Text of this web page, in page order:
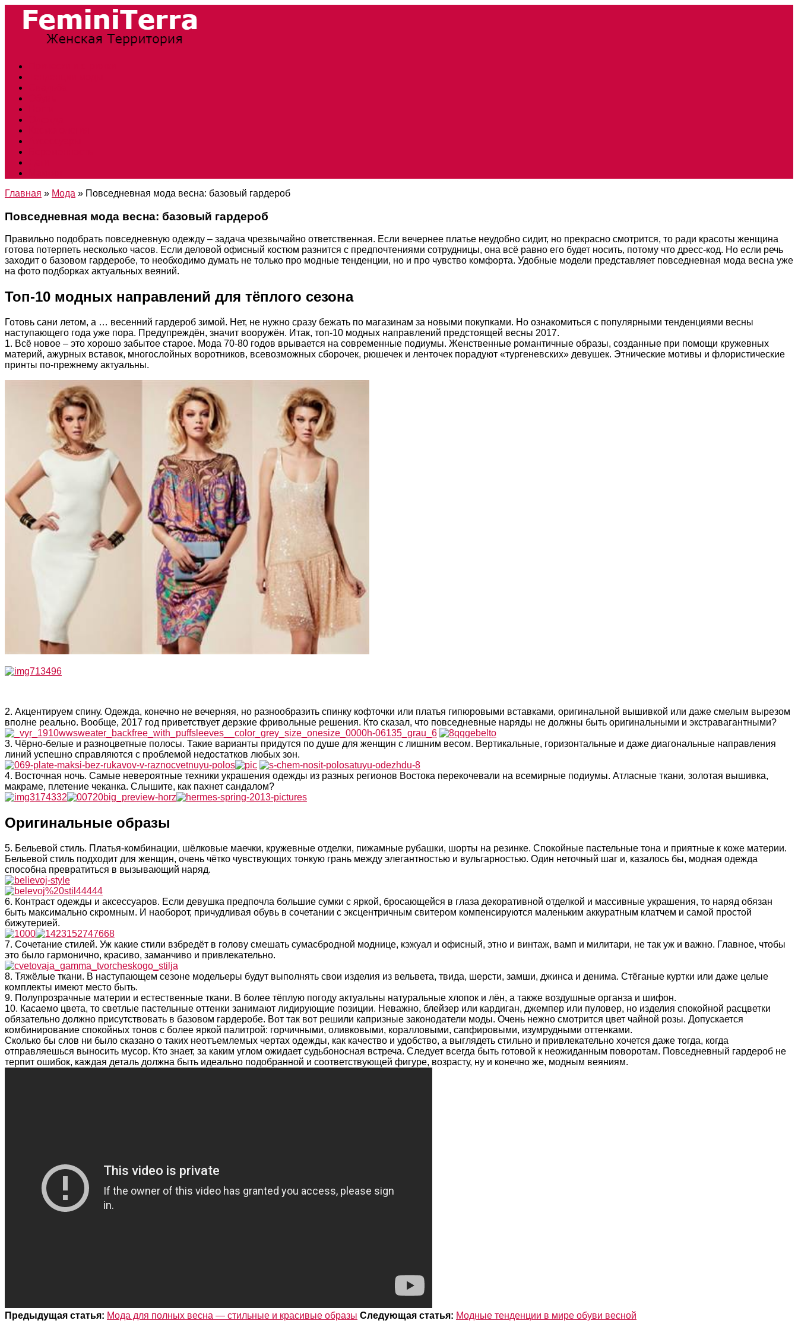
Главная » Мода » Повседневная мода весна: базовый гардероб
Повседневная мода весна: базовый гардероб
Правильно подобрать повседневную одежду – задача чрезвычайно ответственная. Если вечернее платье неудобно сидит, но прекрасно смотрится, то ради красоты женщина
готова потерпеть несколько часов. Если деловой офисный костюм разнится с предпочтениями сотрудницы, она всё равно его будет носить, потому что дресс-код. Но если речь
заходит о базовом гардеробе, то необходимо думать не только про модные тенденции, но и про чувство комфорта. Удобные модели представляет повседневная мода весна уже
на фото подборках актуальных веяний.
Топ-10 модных направлений для тёплого сезона
Готовь сани летом, а … весенний гардероб зимой. Нет, не нужно сразу бежать по магазинам за новыми покупками. Но ознакомиться с популярными тенденциями весны
наступающего года уже пора. Предупреждён, значит вооружён. Итак, топ-10 модных направлений предстоящей весны 2017.
1. Всё новое – это хорошо забытое старое. Мода 70-80 годов врывается на современные подиумы. Женственные романтичные образы, созданные при помощи кружевных
материй, ажурных вставок, многослойных воротников, всевозможных сборочек, рюшечек и ленточек порадуют «тургеневских» девушек. Этнические мотивы и флористические
принты по-прежнему актуальны.
2. Акцентируем спину. Одежда, конечно не вечерняя, но разнообразить спинку кофточки или платья гипюровыми вставками, оригинальной вышивкой или даже смелым вырезом
вполне реально. Вообще, 2017 год приветствует дерзкие фривольные решения. Кто сказал, что повседневные наряды не должны быть оригинальными и экстравагантными?
3. Чёрно-белые и разноцветные полосы. Такие варианты придутся по душе для женщин с лишним весом. Вертикальные, горизонтальные и даже диагональные направления
линий успешно справляются с проблемой недостатков любых зон.
4. Восточная ночь. Самые невероятные техники украшения одежды из разных регионов Востока перекочевали на всемирные подиумы. Атласные ткани, золотая вышивка,
макраме, плетение чеканка. Слышите, как пахнет сандалом?
Оригинальные образы
5. Бельевой стиль. Платья-комбинации, шёлковые маечки, кружевные отделки, пижамные рубашки, шорты на резинке. Спокойные пастельные тона и приятные к коже материи.
Бельевой стиль подходит для женщин, очень чётко чувствующих тонкую грань между элегантностью и вульгарностью. Один неточный шаг и, казалось бы, модная одежда
способна превратиться в вызывающий наряд.
6. Контраст одежды и аксессуаров. Если девушка предпочла большие сумки с яркой, бросающейся в глаза декоративной отделкой и массивные украшения, то наряд обязан
быть максимально скромным. И наоборот, причудливая обувь в сочетании с эксцентричным свитером компенсируются маленьким аккуратным клатчем и самой простой
бижутерией.
7. Сочетание стилей. Уж какие стили взбредёт в голову смешать сумасбродной моднице, кэжуал и офисный, этно и винтаж, вамп и милитари, не так уж и важно. Главное, чтобы
это было гармонично, красиво, заманчиво и привлекательно.
8. Тяжёлые ткани. В наступающем сезоне модельеры будут выполнять свои изделия из вельвета, твида, шерсти, замши, джинса и денима. Стёганые куртки или даже целые
комплекты имеют место быть.
9. Полупрозрачные материи и естественные ткани. В более тёплую погоду актуальны натуральные хлопок и лён, а также воздушные органза и шифон.
10. Касаемо цвета, то светлые пастельные оттенки занимают лидирующие позиции. Неважно, блейзер или кардиган, джемпер или пуловер, но изделия спокойной расцветки
обязательно должно присутствовать в базовом гардеробе. Вот так вот решили капризные законодатели моды. Очень нежно смотрится цвет чайной розы. Допускается
комбинирование спокойных тонов с более яркой палитрой: горчичными, оливковыми, коралловыми, сапфировыми, изумрудными оттенками.
Сколько бы слов ни было сказано о таких неотъемлемых чертах одежды, как качество и удобство, а выглядеть стильно и привлекательно хочется даже тогда, когда
отправляешься выносить мусор. Кто знает, за каким углом ожидает судьбоносная встреча. Следует всегда быть готовой к неожиданным поворотам. Повседневный гардероб не
терпит ошибок, каждая деталь должна быть идеально подобранной и соответствующей фигуре, возрасту, ну и конечно же, модным веяниям.
Предыдущая статья: Мода для полных весна — стильные и красивые образы Следующая статья: Модные тенденции в мире обуви весной